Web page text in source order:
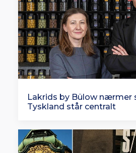
Lakrids by Bülow nærmer
Tyskland står centralt